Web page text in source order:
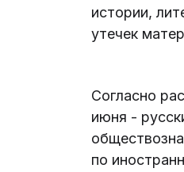
истории,
утечек
Согласно
июня -
по